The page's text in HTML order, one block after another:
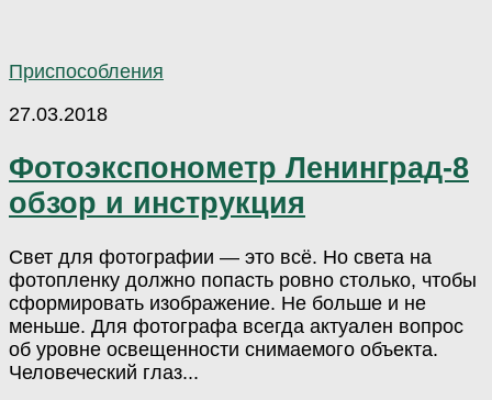
Приспособления
27.03.2018
Фотоэкспонометр Ленинград-8
обзор и инструкция
Свет для фотографии — это всё. Но света на
фотопленку должно попасть ровно столько, чтобы
сформировать изображение. Не больше и не
меньше. Для фотографа всегда актуален вопрос
об уровне освещенности снимаемого объекта.
Человеческий глаз...